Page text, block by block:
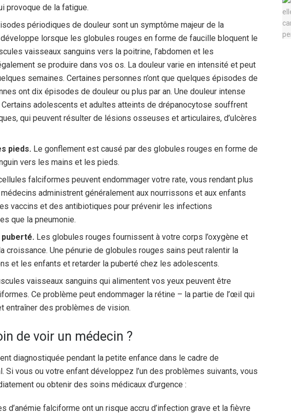
provoque de la fatigue.
périodiques de douleur sont un symptôme majeur de la
lorsque les globules rouges en forme de faucille bloquent le
vaisseaux sanguins vers la poitrine, l’abdomen et les
se produire dans vos os. La douleur varie en intensité et peut
semaines. Certaines personnes n’ont que quelques épisodes de
ont dix épisodes de douleur ou plus par an. Une douleur intense
adolescents et adultes atteints de drépanocytose souffrent
qui peuvent résulter de lésions osseuses et articulaires, d’ulcères
pieds. Le gonflement est causé par des globules rouges en forme de
vers les mains et les pieds.
falciformes peuvent endommager votre rate, vous rendant plus
administrent généralement aux nourrissons et aux enfants
vaccins et des antibiotiques pour prévenir les infections
que la pneumonie.
puberté. Les globules rouges fournissent à votre corps l’oxygène et
croissance. Une pénurie de globules rouges sains peut ralentir la
et les enfants et retarder la puberté chez les adolescents.
vaisseaux sanguins qui alimentent vos yeux peuvent être
Ce problème peut endommager la rétine – la partie de l’œil qui
entraîner des problèmes de vision.
de voir un médecin ?
diagnostiquée pendant la petite enfance dans le cadre de
Si vous ou votre enfant développez l’un des problèmes suivants, vous
ou obtenir des soins médicaux d’urgence :
d’anémie falciforme ont un risque accru d’infection grave et la fièvre